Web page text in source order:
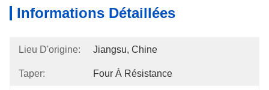
Informations Détaillées
Lieu D'origine: Jiangsu, Chine
Taper: Four À Résistance